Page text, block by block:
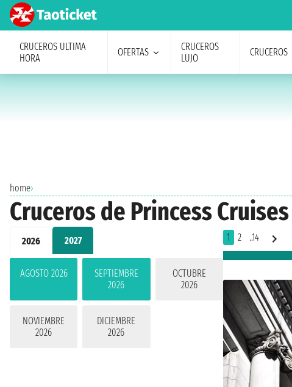
CRUCEROS ULTIMA
HORA
OFERTAS
CRUCEROS
LUJO
CRUCEROS
home›
Cruceros de Princess
2026 2027
AGOSTO 2026
SEPTIEMBRE
2026
OCTUBRE
2026
NOVIEMBRE
2026
DICIEMBRE
2026
1 2 ..14